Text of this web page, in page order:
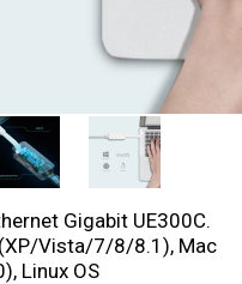
Gigabit UE300C.
Vista/7/8/8.1), Mac
Linux OS